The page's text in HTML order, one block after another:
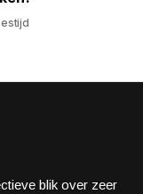
blik over zeer